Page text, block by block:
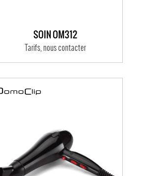
SOIN OM312
Tarifs, nous contacter